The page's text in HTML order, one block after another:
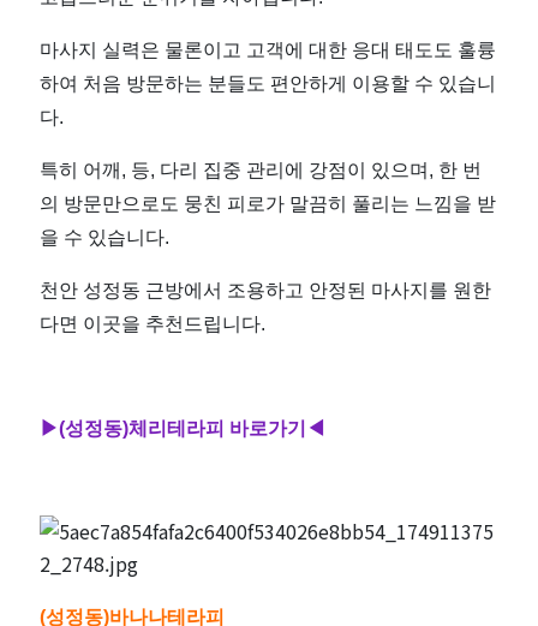
마사지 실력은 물론이고 고객에 대한 응대 태도도 훌륭
하여 처음 방문하는 분들도 편안하게 이용할 수 있습니
다.
특히 어깨, 등, 다리 집중 관리에 강점이 있으며, 한 번
의 방문만으로도 뭉친 피로가 말끔히 풀리는 느낌을 받
을 수 있습니다.
천안 성정동 근방에서 조용하고 안정된 마사지를 원한
다면 이곳을 추천드립니다.
▶(성정동)체 리테라피 바로가기◀
(성정동)바나나테라피